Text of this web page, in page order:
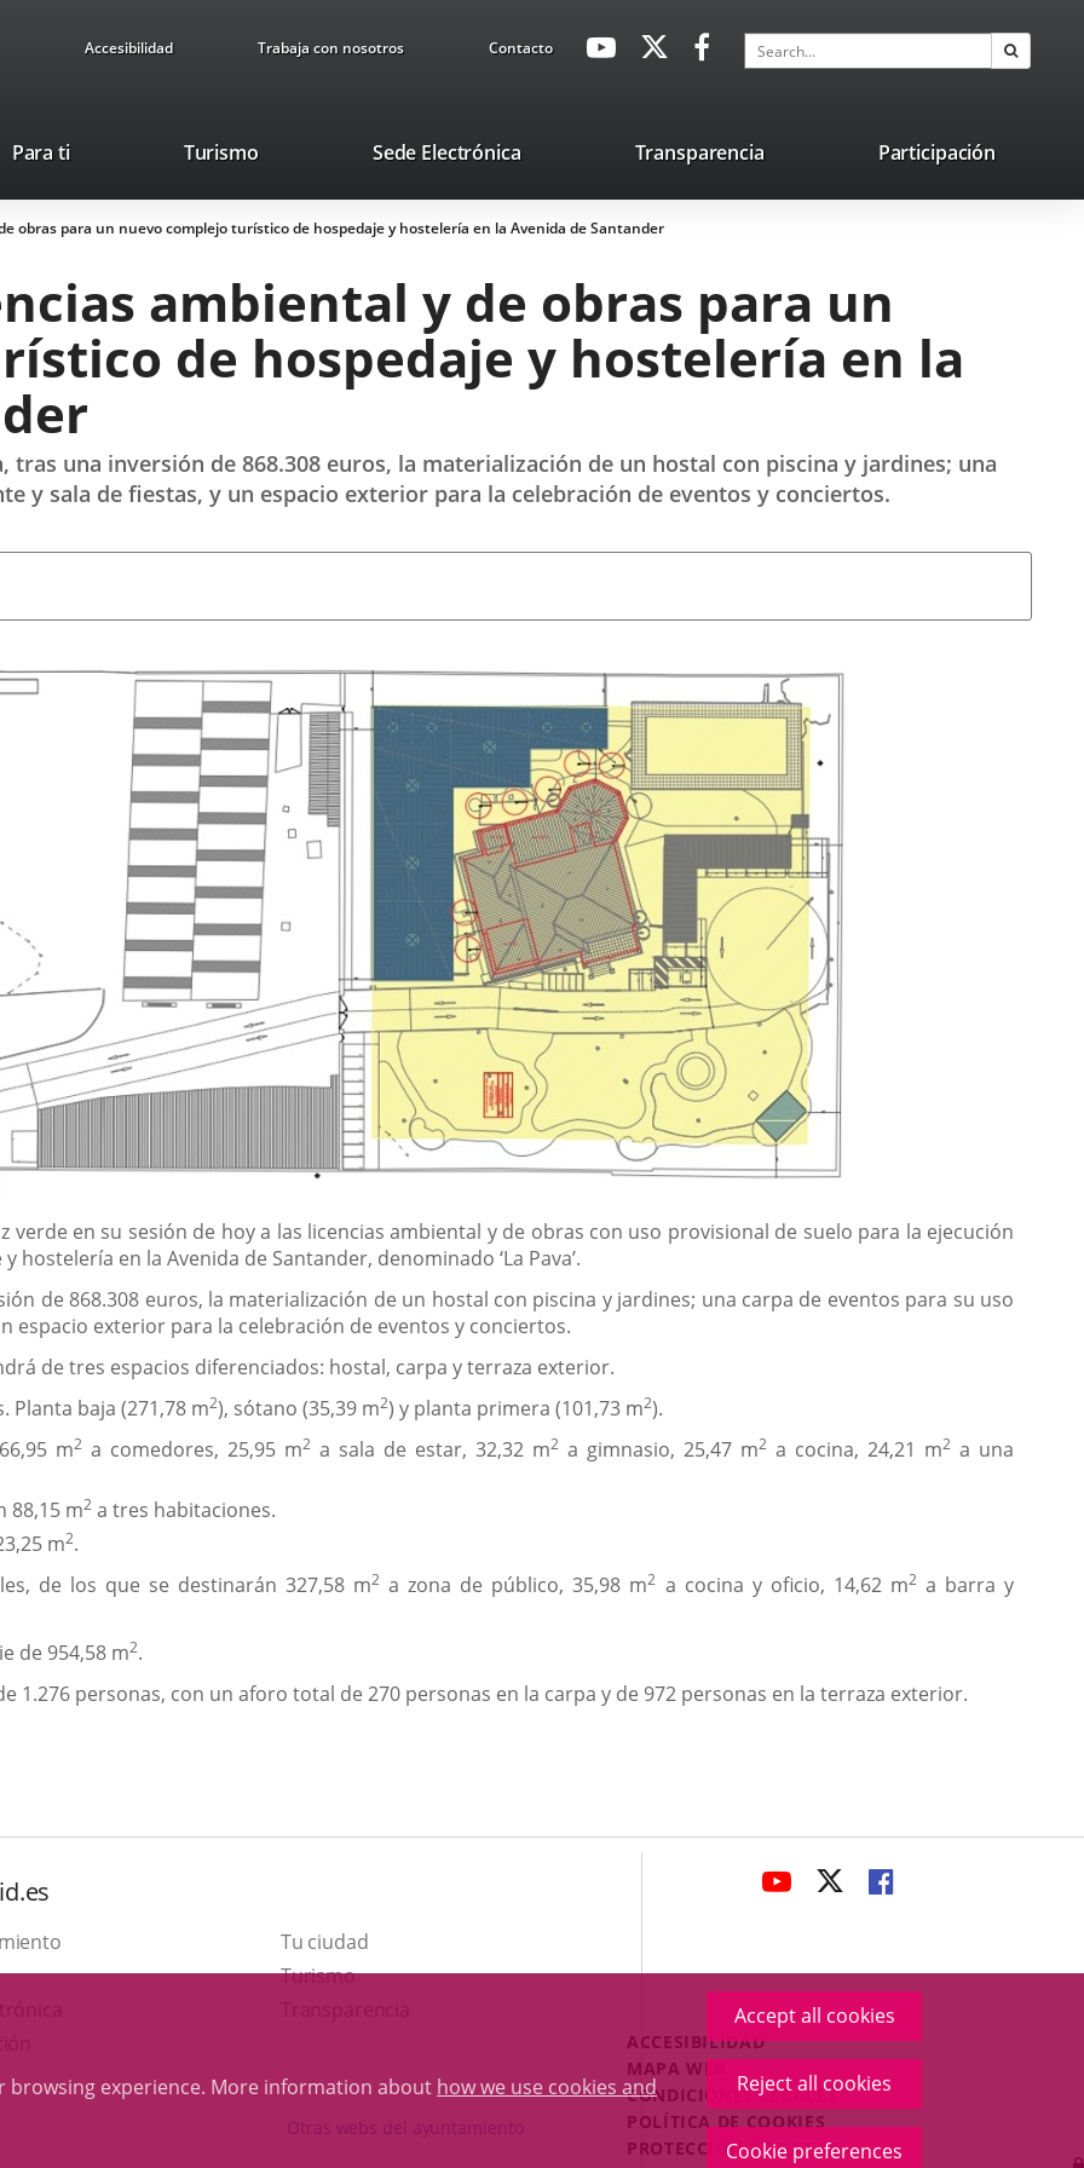
browsing experience. More information about how we use cookies and
Accept all cookies
Reject all cookies
Cookie preferences
Accesibilidad Trabaja con nosotros ContactoavaHeaderSocial
Link
Link
application.
application.
Search
Para ti TurismoThis
will
open
a
pop-
up
window.
Sede ElectrónicaLink
external
application.
Transparencia Participación
obras para un nuevo complejo turístico de hospedaje y hostelería en la Avenida de Santander
ambiental y de obras para un
de hospedaje y hostelería en la
tras una inversión de 868.308 euros, la materialización de un hostal con piscina y jardines; una
y sala de fiestas, y un espacio exterior para la celebración de eventos y conciertos.
verde en su sesión de hoy a las licencias ambiental y de obras con uso provisional de suelo para la ejecución
en la Avenida de Santander, denominado ‘La Pava’.
de 868.308 euros, la materialización de un hostal con piscina y jardines; una carpa de eventos para su uso
espacio exterior para la celebración de eventos y conciertos.
de tres espacios diferenciados: hostal, carpa y terraza exterior.
Planta baja (271,78 m2), sótano (35,39 m2) y planta primera (101,73 m2).
m2 a comedores, 25,95 m2 a sala de estar, 32,32 m2 a gimnasio, 25,47 m2 a cocina, 24,21 m2 a una
88,15 m2 a tres habitaciones.
m2.
de los que se destinarán 327,58 m2 a zona de público, 35,98 m2 a cocina y oficio, 14,62 m2a barra y
de 954,58 m2.
1.276 personas, con un aforo total de 270 personas en la carpa y de 972 personas en la terraza exterior.
Tu ciudad
TurismoThis
open
external
Otras webs del ayuntamiento
LINK
APPLICATION.
LINK
APPLICATION.
LINK
APPLICATION.
Menú
Legal
Footer
ACCESIBILIDAD
MAPA WEB
CONDICIONES LEGALES
POLÍTICA DE COOKIES
PROTECCIÓN DE DATOS